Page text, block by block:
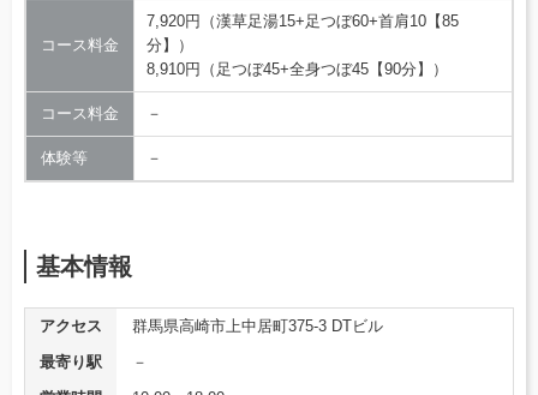
コース料金
7,920円（漢草足湯15+足つぼ60+首肩10【85
分】）
8,910円（足つぼ45+全身つぼ45【90分】）
コース料金 －
体験等 －
基本情報
アクセス
群馬県高崎市上中居町375-3 DTビル
最寄り駅
－